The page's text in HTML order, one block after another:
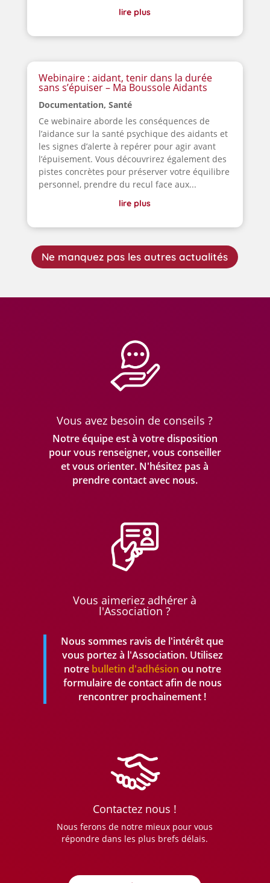
lire plus
Webinaire : aidant, tenir dans la durée
sans s’épuiser – Ma Boussole Aidants
Documentation, Santé
Ce webinaire aborde les conséquences de
l’aidance sur la santé psychique des aidants et
les signes d’alerte à repérer pour agir avant
l’épuisement. Vous découvrirez également des
pistes concrètes pour préserver votre équilibre
personnel, prendre du recul face aux...
lire plus
Ne manquez pas les autres actualités
Vous avez besoin de conseils ?
Notre équipe est à votre disposition
pour vous renseigner, vous conseiller
et vous orienter. N'hésitez pas à
prendrecontact avec nous.
Vous aimeriez adhérer à
l'Association ?
Nous sommes ravis de l'intérêt que
vous portez à l'Association. Utilisez
notrebulletin d'adhésion ou notre
formulaire de contact afin de nous
rencontrer prochainement !
Contactez nous !
Nous ferons de notre mieux pour vous
répondre dans les plus brefs délais.